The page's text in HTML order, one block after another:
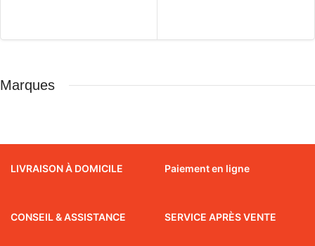
Marques
LIVRAISON À DOMICILE Paiement en ligne
CONSEIL & ASSISTANCE SERVICE APRÈS VENTE